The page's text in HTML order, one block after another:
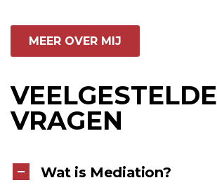
MEER OVER MIJ
VEELGESTELDE
VRAGEN
Wat is Mediation?